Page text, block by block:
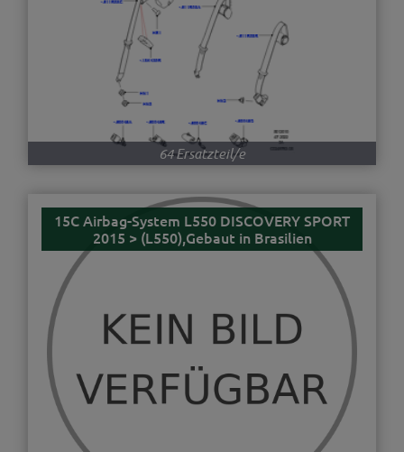
64 Ersatzteil/e
15C Airbag-System L550 DISCOVERY SPORT
2015 > (L550),Gebaut in Brasilien